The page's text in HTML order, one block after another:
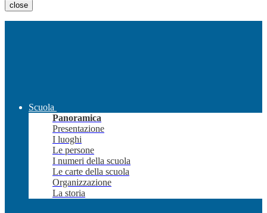
close
Scuola
Panoramica
Presentazione
I luoghi
Le persone
I numeri della scuola
Le carte della scuola
Organizzazione
La storia